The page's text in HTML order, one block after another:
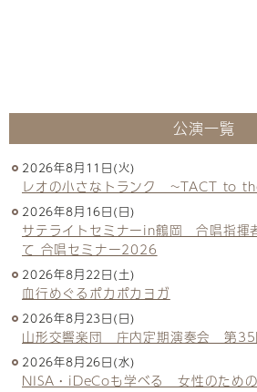
公演一覧
2026年8月11日(火)
レオの小さなトランク ~TACT to
2026年8月16日(日)
サテライトセミナーin鶴岡 合唱指揮
て 合唱セミナー2026
2026年8月22日(土)
血行めぐるポカポカヨガ
2026年8月23日(日)
山形交響楽団 庄内定期演奏会 第35
2026年8月26日(水)
NISA・iDeCoも学べる 女性のため